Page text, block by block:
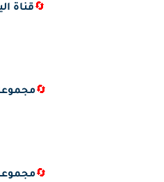
🔄قناة
🔄
🔄